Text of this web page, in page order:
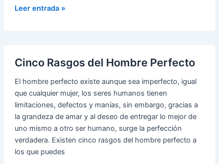
Jugar
otra
Persona
Leer entrada »
Cinco Rasgos del Hombre Perfecto
El hombre perfecto existe aunque sea imperfecto, igual
que cualquier mujer, los seres humanos tienen
limitaciones, defectos y manías, sin embargo, gracias a
la grandeza de amar y al deseo de entregar lo mejor de
uno mismo a otro ser humano, surge la perfección
verdadera. Existen cinco rasgos del hombre perfecto a
los que puedes